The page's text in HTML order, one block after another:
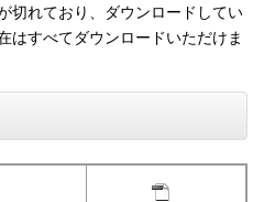
れており、ダウンロードしてい
はすべてダウンロードいただけま